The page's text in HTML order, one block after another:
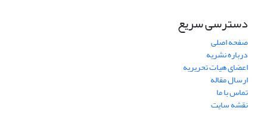
دسترسی سریع
صفحه اصلی
درباره نشریه
اعضای هیات تحریریه
ارسال مقاله
تماس با ما
نقشه سایت